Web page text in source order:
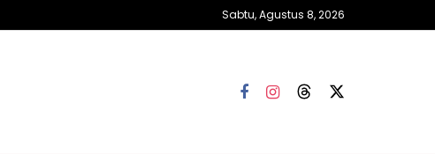
Sabtu, Agustus 8, 2026